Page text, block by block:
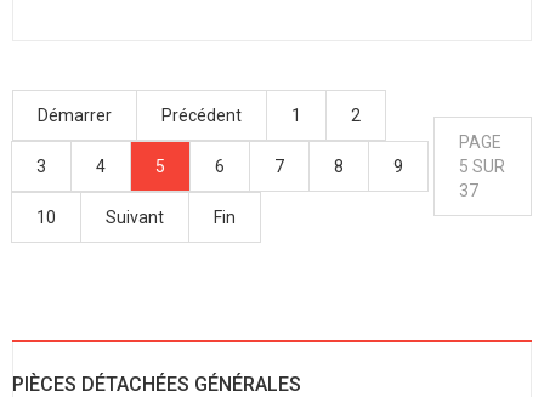
Démarrer Précédent 1 2
3 4 5 6 7 8 9
10 Suivant Fin
PAGE
5 SUR
37
PIÈCES DÉTACHÉES GÉNÉRALES